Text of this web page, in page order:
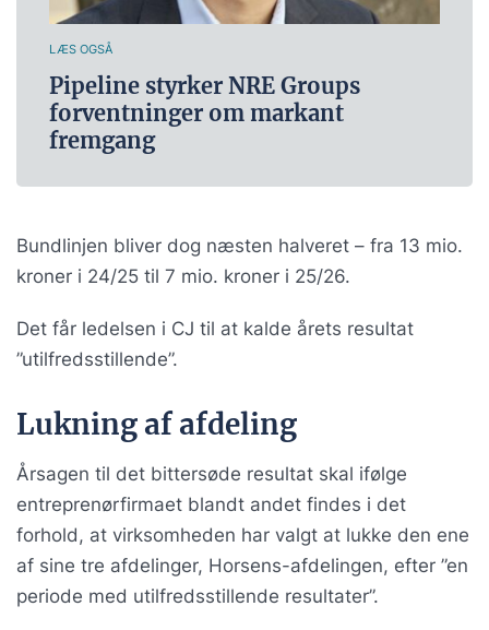
LÆS OGSÅ
Pipeline styrker NRE Groups
forventninger om markant
fremgang
Bundlinjen bliver dog næsten halveret – fra 13 mio.
kroner i 24/25 til 7 mio. kroner i 25/26.
Det får ledelsen i CJ til at kalde årets resultat
”utilfredsstillende”.
Lukning af afdeling
Årsagen til det bittersøde resultat skal ifølge
entreprenørfirmaet blandt andet findes i det
forhold, at virksomheden har valgt at lukke den ene
af sine tre afdelinger, Horsens-afdelingen, efter ”en
periode med utilfredsstillende resultater”.